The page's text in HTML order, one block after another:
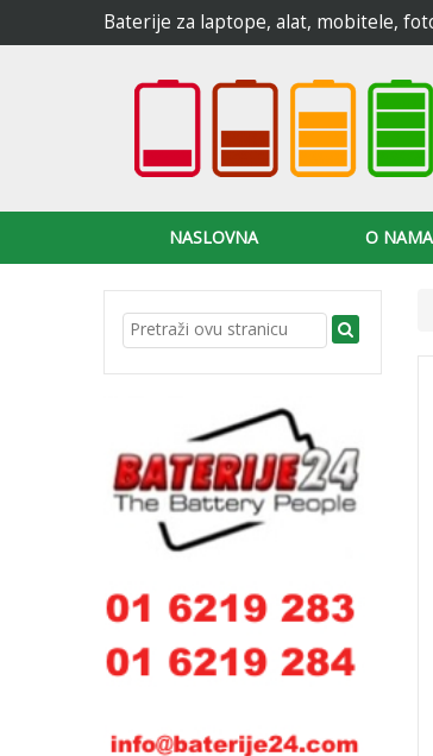
Baterije za laptope, alat, mobitele,
NASLOVNA O NAMA